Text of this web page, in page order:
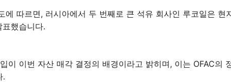
에 따르면, 러시아에서 두 번째로 큰 석유 회사인 루코일은 현
했습니다.
이 이번 자산 매각 결정의 배경이라고 밝히며, 이는 OFAC의
.